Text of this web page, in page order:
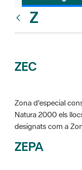
Z
ZEC
Zona d'especial
Natura 2000 els
designats com a
ZEPA